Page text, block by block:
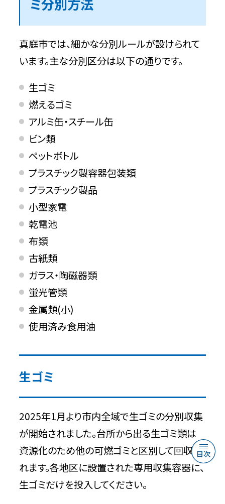
ミ分別方法
真庭市では、細かな分別ルールが設けられて
います。主な分別区分は以下の通りです。
生ゴミ
燃えるゴミ
アルミ缶・スチール缶
ビン類
ペットボトル
プラスチック製容器包装類
プラスチック製品
小型家電
乾電池
布類
古紙類
ガラス・陶磁器類
蛍光管類
金属類(小)
使用済み食用油
生ゴミ
2025年1月より市内全域で生ゴミの分別収集
が開始されました。台所から出る生ゴミ類は
資源化のため他の可燃ゴミと区別して回収さ
れます。各地区に設置された専用収集容器に、
生ゴミだけを投入してください。